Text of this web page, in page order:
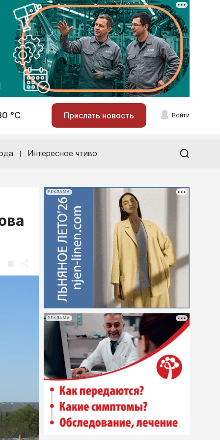
°С Прислать новость Войти
Интересное чтиво
РЕКЛАМА
РЕКЛАМА